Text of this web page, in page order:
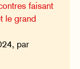
faisant
le grand
par